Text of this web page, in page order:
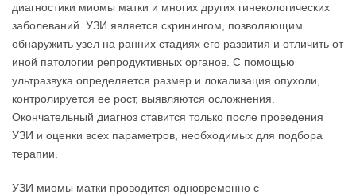
диагностики миомы матки и многих других гинекологических
заболеваний. УЗИ является скринингом, позволяющим
обнаружить узел на ранних стадиях его развития и отличить от
иной патологии репродуктивных органов. С помощью
ультразвука определяется размер и локализация опухоли,
контролируется ее рост, выявляются осложнения.
Окончательный диагноз ставится только после проведения
УЗИ и оценки всех параметров, необходимых для подбора
терапии.
УЗИ миомы матки проводится одновременно с